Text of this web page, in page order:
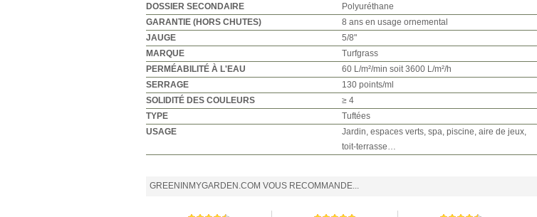
DOSSIER SECONDAIRE
Polyuréthane
GARANTIE (HORS CHUTES)
8 ans en usage ornemental
JAUGE
5/8"
MARQUE
Turfgrass
PERMÉABILITÉ À L'EAU
60 L/m²/min soit 3600 L/m²/h
SERRAGE
130 points/ml
SOLIDITÉ DES COULEURS
≥ 4
TYPE
Tuftées
USAGE
Jardin, espaces verts, spa, piscine, aire de jeux,
toit-terrasse…
GREENINMYGARDEN.COM VOUS RECOMMANDE...